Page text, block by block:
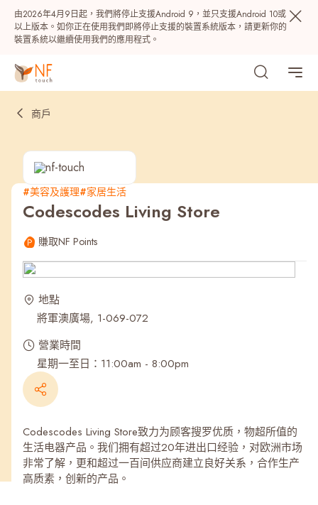
由2026年4月9日起，我們將停止支援Android 9，並只支援Android 10或
以上版本。如你正在使用我們即將停止支援的裝置系統版本，請更新你的
裝置系統以繼續使用我們的應用程式。
熱門
最近搜尋紀錄
商戶
#美容及護理#家居生活
Codescodes Living Store
賺取NF Points
地點
將軍澳廣場, 1-069-072
營業時間
星期一至日：11:00am - 8:00pm
Codescodes Living Store致力为顾客搜罗优质，物超所值的
生活电器产品。我们拥有超过20年进出口经验，对欧洲市场
非常了解，更和超过一百间供应商建立良好关系，合作生产
高质素，创新的产品。